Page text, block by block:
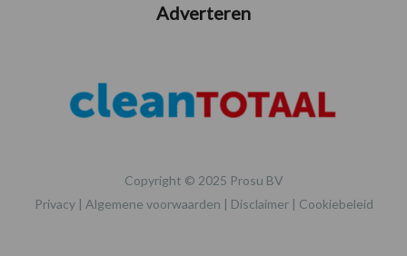
Adverteren
Copyright © 2025 Prosu BV
Privacy| Algemene voorwaarden | Disclaimer| Cookiebeleid